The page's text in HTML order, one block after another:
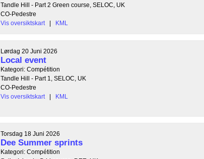
Tandle Hill - Part 2 Green course, SELOC, UK
CO-Pedestre
Vis oversiktskart
| KML
Lørdag 20 Juni 2026
Local event
Kategori: Compétition
Tandle Hill - Part 1, SELOC, UK
CO-Pedestre
Vis oversiktskart
|
KML
Torsdag 18 Juni 2026
Dee Summer sprints
Kategori: Compétition